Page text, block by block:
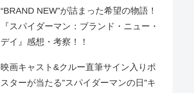
“BRAND NEW”が詰まった希望の物語！
『スパイダーマン：ブランド・ニュー・
デイ』感想・考察！！
映画キャスト&クルー直筆サイン入りポ
スターが当たる”スパイダーマンの日”キ